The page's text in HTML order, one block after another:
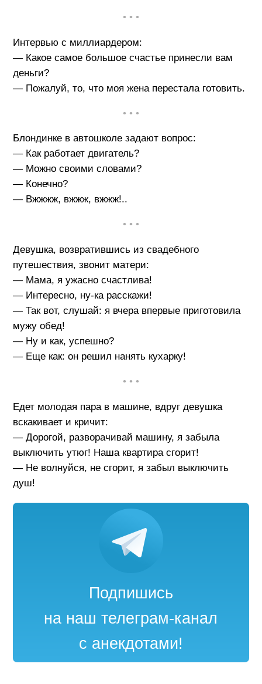
• • •
Интервью с миллиардером:
— Какое самое большое счастье принесли вам
деньги?
— Пожалуй, то, что моя жена перестала готовить.
• • •
Блондинке в автошколе задают вопрос:
— Как работает двигатель?
— Можно своими словами?
— Конечно?
— Вжжжж, вжжж, вжжж!..
• • •
Девушка, возвратившись из свадебного
путешествия, звонит матери:
— Мама, я ужасно счастлива!
— Интересно, ну-ка расскажи!
— Так вот, слушай: я вчера впервые приготовила
мужу обед!
— Ну и как, успешно?
— Еще как: он решил нанять кухарку!
• • •
Едет молодая пара в машине, вдруг девушка
вскакивает и кричит:
— Дорогой, разворачивай машину, я забыла
выключить утюг! Наша квартира сгорит!
— Не волнуйся, не сгорит, я забыл выключить
душ!
Подпишись
на наш телеграм-канал
с анекдотами!